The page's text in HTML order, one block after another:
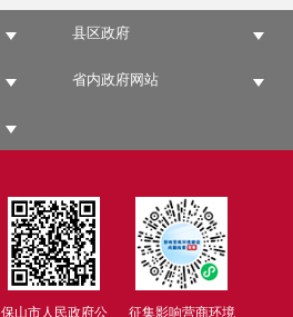
县区政府
省内政府网站
保山市人民政府公
征集影响营商环境